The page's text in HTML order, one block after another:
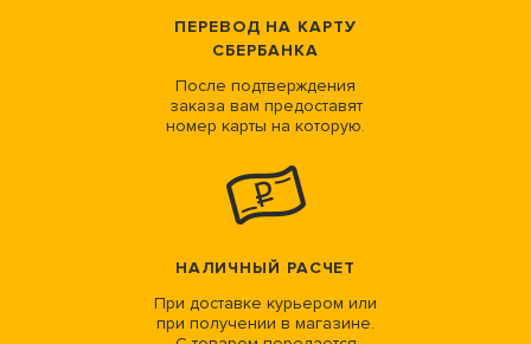
ПЕРЕВОД НА КАРТУ
СБЕРБАНКА
После подтверждения
заказа вам предоставят
номер карты на которую.
НАЛИЧНЫЙ РАСЧЕТ
При доставке курьером или
при получении в магазине.